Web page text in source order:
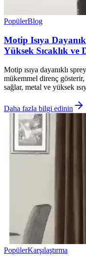
PopülerBlog
Motip Isıya
Yüksek Sıcaklık ve
Motip ısıya dayanıklı
mükemmel direnç
sağlar, metal ve yüksek
Daha fazla bilgi edinin
PopülerKarşılaştırma